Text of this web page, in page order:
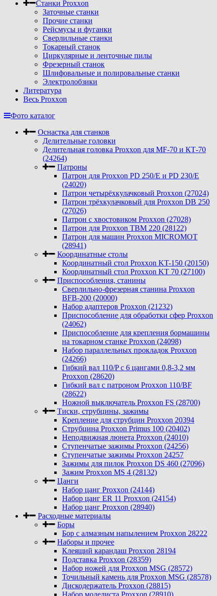
Станки Proxxon
Заточные станки
Прочие станки
Рейсмусы и фуганки
Сверлильные станки
Токарный станок
Циркулярные и ленточные пилы
Фрезерный станок
Шлифовальные и полировальные станки
Электролобзики
Литература
Весь Proxxon
Фото каталог
Оснастка для станков
Делительные головки
Делительная головка Proxxon для MF-70 и КТ-70
(24264)
Патроны
Патрон для Proxxon PD 250/E и PD 230/E
(24020)
Патрон четырёхкулачковый Proxxon (27024)
Патрон трёхкулачковый для Proxxon DB 250
(27026)
Патрон с хвостовиком Proxxon (27028)
Патрон для Proxxon TBM 220 (28122)
Патрон для машин Proxxon MICROMOT
(28941)
Координатные столы
Координатный стол Proxxon KT-150 (20150)
Координатный стол Proxxon KT 70 (27100)
Приспособления, станины
Сверлильно-фрезерная станина Proxxon
BFB-200 (20000)
Набор адаптеров Proxxon (21232)
Приспособление для обработки сфер Proxxon
(24062)
Приспособление для крепления бормашины
на токарном станке Proxxon (24098)
Набор параллельных прокладок Proxxon
(24266)
Гибкий вал 110/P с 6 цангами 0,8-3,2 мм
Proxxon (28620)
Гибкий вал с патроном Proxxon 110/BF
(28622)
Ножной выключатель Proxxon FS (28700)
Тиски, струбцины, зажимы
Крепление для струбцин Proxxon 20394
Струбцина Proxxon Primus 100 (20402)
Неподвижная люнета Proxxon (24010)
Ступенчатые зажимы Proxxon (24256)
Ступенчатые зажимы Proxxon 24257
Зажимы для пилок Proxxon DS 460 (27096)
Зажим Proxxon MS 4 (28132)
Цанги
Набор цанг Proxxon (24144)
Набор цанг ER 11 Proxxon (24154)
Набор цанг Proxxon (28940)
Расходные материалы
Боры
Бор с алмазным напылением Proxxon 28222
Наборы и прочее
Клеящий карандаш Proxxon 28194
Подставка Proxxon (28359)
Набор ножей для Proxxon MSG (28572)
Точильный камень для Proxxon MSG (28578)
Дискодержатель Proxxon (28815)
Набор моделиста Proxxon (28910)